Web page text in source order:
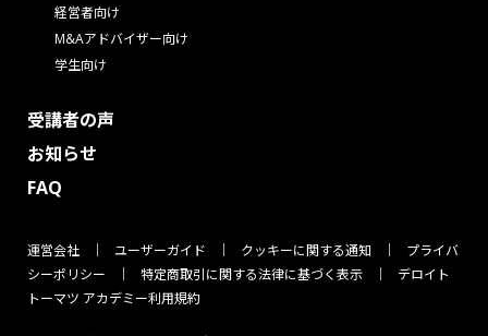
経営者向け
M&Aアドバイザー向け
学生向け
受講者の声
お知らせ
FAQ
運営会社 ユーザーガイド クッキーに関する通知
プライバ
シーポリシー
特定商取引に関する法律に基づく表示
デロイト
トーマツ アカデミー利用規約